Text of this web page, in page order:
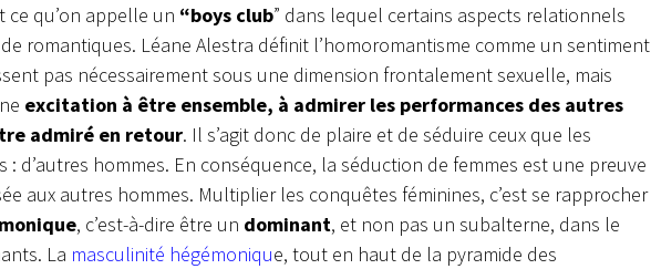
ce qu’on appelle un “boys club” dans lequel certains aspects relationnels
romantiques. Léane Alestra définit l’homoromantisme comme un sentiment
pas nécessairement sous une dimension frontalement sexuelle, mais
excitation à être ensemble, à admirer les performances des autres
admiré en retour. Il s’agit donc de plaire et de séduire ceux que les
: d’autres hommes. En conséquence, la séduction de femmes est une preuve
aux autres hommes. Multiplier les conquêtes féminines, c’est se rapprocher
, c’est-à-dire être un dominant, et non pas un subalterne, dans le
La masculinité hégémonique, tout en haut de la pyramide des